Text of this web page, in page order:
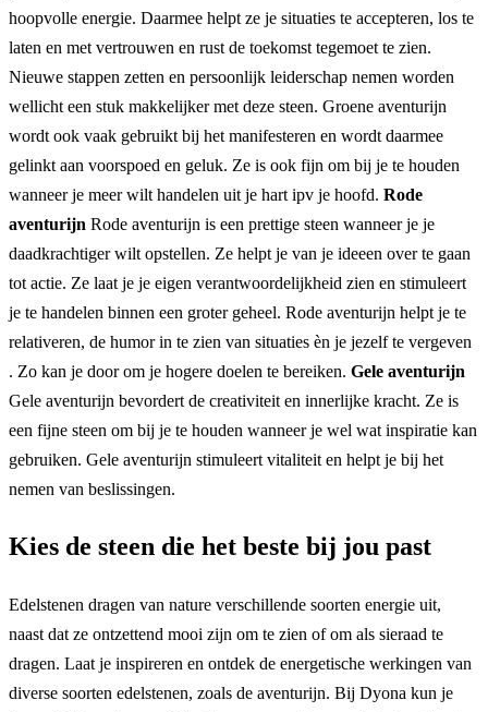
hoopvolle energie. Daarmee helpt ze je situaties te accepteren, los te
laten en met vertrouwen en rust de toekomst tegemoet te zien.
Nieuwe stappen zetten en persoonlijk leiderschap nemen worden
wellicht een stuk makkelijker met deze steen. Groene aventurijn
wordt ook vaak gebruikt bij het manifesteren en wordt daarmee
gelinkt aan voorspoed en geluk. Ze is ook fijn om bij je te houden
wanneer je meer wilt handelen uit je hart ipv je hoofd. Rode
aventurijn Rode aventurijn is een prettige steen wanneer je je
daadkrachtiger wilt opstellen. Ze helpt je van je ideeen over te gaan
tot actie. Ze laat je je eigen verantwoordelijkheid zien en stimuleert
je te handelen binnen een groter geheel. Rode aventurijn helpt je te
relativeren, de humor in te zien van situaties èn je jezelf te vergeven
. Zo kan je door om je hogere doelen te bereiken. Gele aventurijn
Gele aventurijn bevordert de creativiteit en innerlijke kracht. Ze is
een fijne steen om bij je te houden wanneer je wel wat inspiratie kan
gebruiken. Gele aventurijn stimuleert vitaliteit en helpt je bij het
nemen van beslissingen.
Kies de steen die het beste bij jou past
Edelstenen dragen van nature verschillende soorten energie uit,
naast dat ze ontzettend mooi zijn om te zien of om als sieraad te
dragen. Laat je inspireren en ontdek de energetische werkingen van
diverse soorten edelstenen, zoals de aventurijn. Bij Dyona kun je